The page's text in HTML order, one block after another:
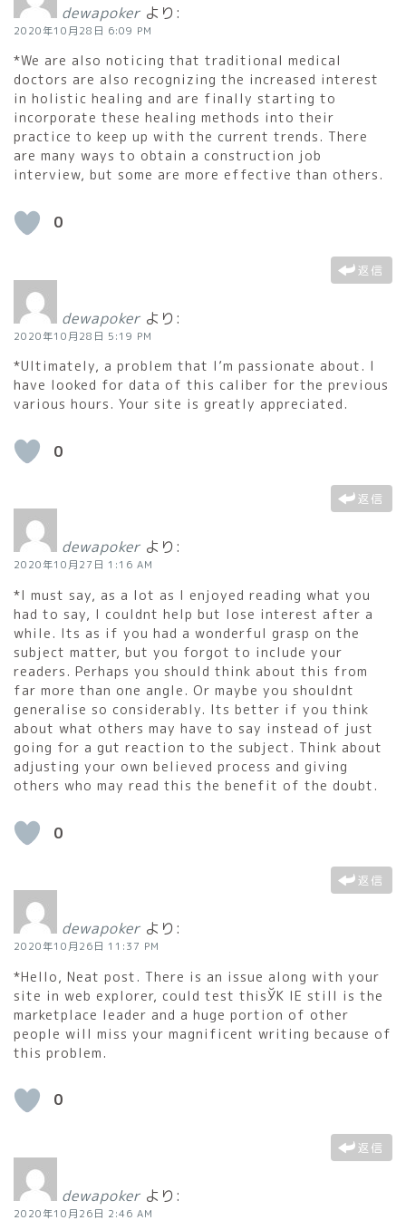
dewapoker より:
2020年10月28日 6:09 PM
*We are also noticing that traditional medical
doctors are also recognizing the increased interest
in holistic healing and are finally starting to
incorporate these healing methods into their
practice to keep up with the current trends. There
are many ways to obtain a construction job
interview, but some are more effective than others.
0
返信
dewapoker より:
2020年10月28日 5:19 PM
*Ultimately, a problem that I’m passionate about. I
have looked for data of this caliber for the previous
various hours. Your site is greatly appreciated.
0
返信
dewapoker より:
2020年10月27日 1:16 AM
*I must say, as a lot as I enjoyed reading what you
had to say, I couldnt help but lose interest after a
while. Its as if you had a wonderful grasp on the
subject matter, but you forgot to include your
readers. Perhaps you should think about this from
far more than one angle. Or maybe you shouldnt
generalise so considerably. Its better if you think
about what others may have to say instead of just
going for a gut reaction to the subject. Think about
adjusting your own believed process and giving
others who may read this the benefit of the doubt.
0
返信
dewapoker より:
2020年10月26日 11:37 PM
*Hello, Neat post. There is an issue along with your
site in web explorer, could test thisЎK IE still is the
marketplace leader and a huge portion of other
people will miss your magnificent writing because of
this problem.
0
返信
dewapoker より:
2020年10月26日 2:46 AM